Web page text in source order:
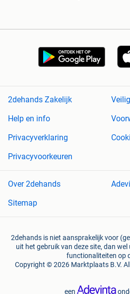
2dehands Zakelijk
Help en info
Privacyverklaring
Privacyvoorkeuren
Over 2dehands
Sitemap
2dehands is niet aansprakelijk voor
uit het gebruik van deze site, dan
functionaliteiten op
Copyright © 2026 Marktplaats B.V.
een